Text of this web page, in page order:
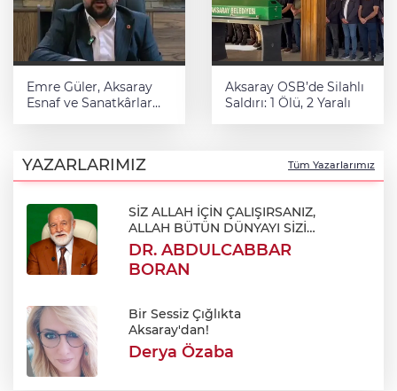
Emre Güler, Aksaray
Esnaf ve Sanatkârlar
Aksaray OSB’de Silahlı
Saldırı: 1 Ölü, 2 Yaralı
YAZARLARIMIZ Tüm Yazarlarımız
SİZ ALLAH İÇİN ÇALIŞIRSANIZ,
ALLAH BÜTÜN DÜNYAYI SİZİN
İÇİN ÇALIŞTIRIR
DR. ABDULCABBAR
BORAN
Bir Sessiz Çığlıkta
Aksaray'dan!
Derya Özaba